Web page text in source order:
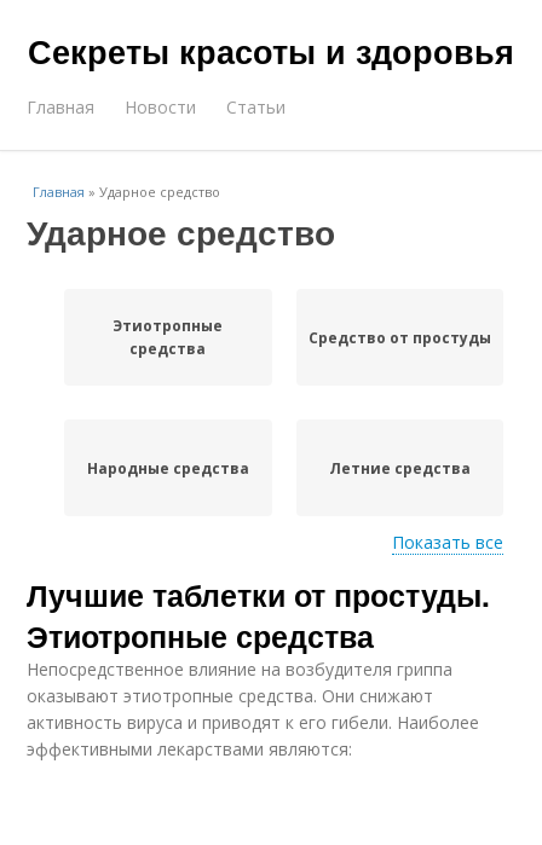
Секреты красоты и здоровья
Главная Новости Статьи
Главная »Ударное средство
Ударное средство
Этиотропные
средства
Средство от простуды
Народные средства Летние средства
Средства от простуды Аптечные средства
Показать все
Лучшие таблетки от простуды.
Этиотропные средства
Непосредственное влияние на возбудителя гриппа
оказывают этиотропные средства. Они снижают
активность вируса и приводят к его гибели. Наиболее
эффективными лекарствами являются: